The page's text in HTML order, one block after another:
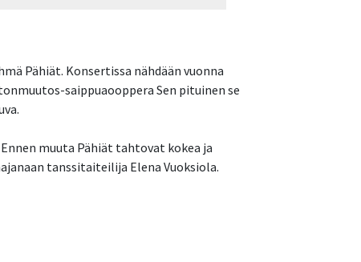
Pähiät. Konsertissa nähdään vuonna
saippuaooppera Sen pituinen se
muuta Pähiät tahtovat kokea ja
tanssitaiteilija Elena Vuoksiola.